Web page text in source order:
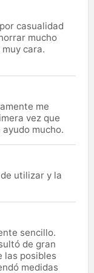
casualidad
mucho
cara.
me
vez que
mucho.
utilizar y la
sencillo.
de gran
las posibles
medidas